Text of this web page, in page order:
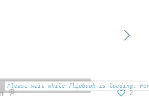
Please wait while flipbook is loading.
2